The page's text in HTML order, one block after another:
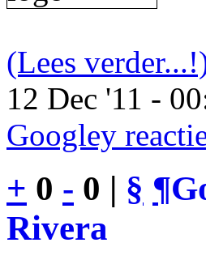
(Lees
12 Dec '11 -
Googley
+ 0 - 0 | § ¶
Rivera